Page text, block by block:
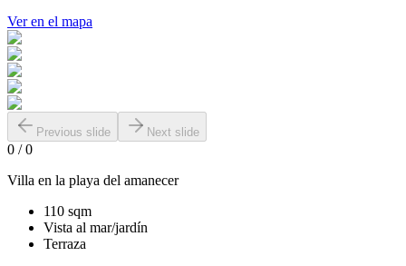
Ver en el mapa
Previous slide Next slide
0 /0
Villa en la playa del amanecer
110 sqm
Vista al mar/jardín
Terraza